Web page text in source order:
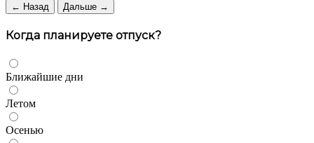
← Назад Дальше →
Когда планируете отпуск?
Ближайшие дни
Летом
Осенью